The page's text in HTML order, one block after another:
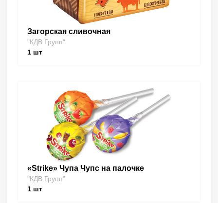
Загорская сливочная
"КДВ Групп"
1 шт
«Strike» Чупа Чупс на палочке
"КДВ Групп"
1 шт